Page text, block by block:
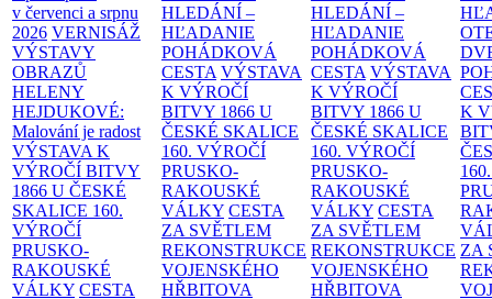
v červenci a srpnu
2026 VERNISÁŽ
VÝSTAVY
OBRAZŮ
HELENY
HEJDUKOVÉ:
Malování je radost
VÝSTAVA K
VÝROČÍ BITVY
1866 U ČESKÉ
SKALICE 160.
VÝROČÍ
PRUSKO-
RAKOUSKÉ
VÁLKY CESTA
HLEDÁNÍ –
HĽADANIE
POHÁDKOVÁ
CESTA VÝSTAVA
K VÝROČÍ
BITVY 1866 U
ČESKÉ SKALICE
160. VÝROČÍ
PRUSKO-
RAKOUSKÉ
VÁLKY CESTA
ZA SVĚTLEM
REKONSTRUKCE
VOJENSKÉHO
HŘBITOVA
HLEDÁNÍ –
HĽADANIE
POHÁDKOVÁ
CESTA VÝSTAVA
K VÝROČÍ
BITVY 1866 U
ČESKÉ SKALICE
160. VÝROČÍ
PRUSKO-
RAKOUSKÉ
VÁLKY CESTA
ZA SVĚTLEM
REKONSTRUKCE
VOJENSKÉHO
HŘBITOVA
K
ZA